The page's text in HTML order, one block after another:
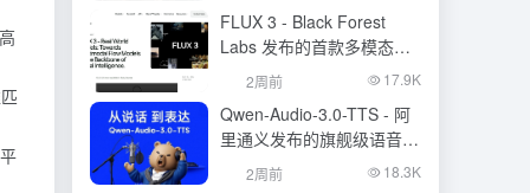
FLUX 3 - Black Forest
Labs 发布的首款多模态基
础模型
2周前 17.9K
Qwen-Audio-3.0-TTS - 阿
里通义发布的旗舰级语音合
成大模型
2周前 18.3K